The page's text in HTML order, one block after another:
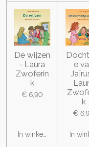
De wijzen
- Laura
Zwoferin
k
€ 6,90
In winkelwagen
e
k
€
In